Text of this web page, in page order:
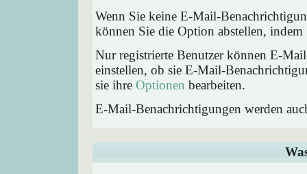
Wenn Sie keine E-Mail-
können Sie die Option abstellen,
Nur registrierte Benutzer können E-
einstellen, ob sie E-Mail-
sie ihre Optionen bearbeiten.
E-Mail-Benachrichtigungen werden